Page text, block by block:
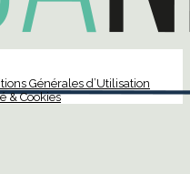
Générales d’Utilisation
& Cookies